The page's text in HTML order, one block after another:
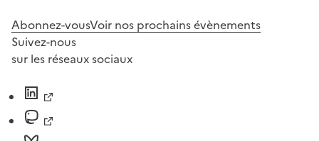
Abonnez-vousVoir nos prochains évènements
Suivez-nous
sur les réseaux sociaux